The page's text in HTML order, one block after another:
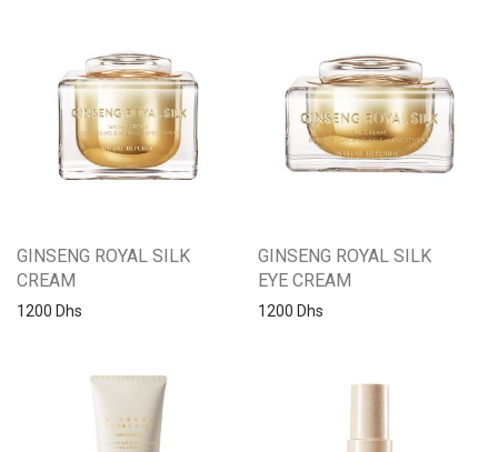
GINSENG ROYAL SILK
CREAM
1200 Dhs
GINSENG ROYAL SILK
EYE CREAM
1200 Dhs